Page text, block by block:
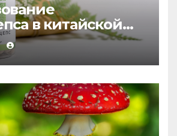
в китайской
природное
против усталости